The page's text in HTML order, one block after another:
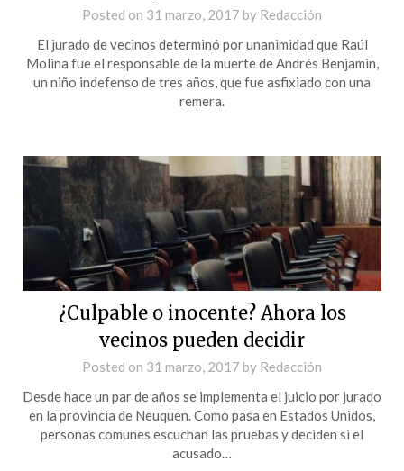
Posted on 31 marzo, 2017 by Redacción
El jurado de vecinos determinó por unanimidad que Raúl
Molina fue el responsable de la muerte de Andrés Benjamin,
un niño indefenso de tres años, que fue asfixiado con una
remera.
¿Culpable o inocente? Ahora los
vecinos pueden decidir
Posted on 31 marzo, 2017 by Redacción
Desde hace un par de años se implementa el juicio por jurado
en la provincia de Neuquen. Como pasa en Estados Unidos,
personas comunes escuchan las pruebas y deciden si el
acusado…